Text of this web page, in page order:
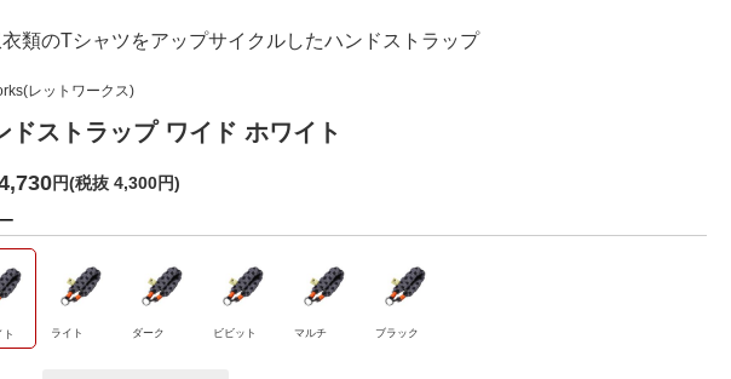
衣類のTシャツをアップサイクルしたハンドストラップ
レットワークス)
ドストラップ ワイド ホワイト
円(税抜 4,300円)
ト ライト ダーク ビビット マルチ ブラック